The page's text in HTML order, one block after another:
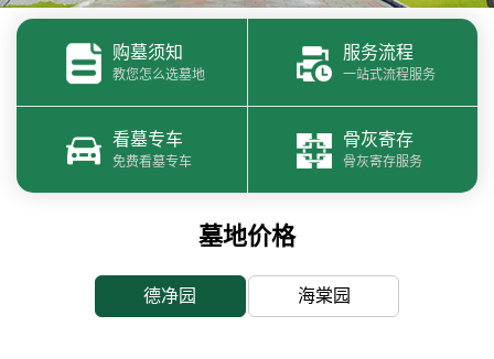
购墓须知
教您怎么选墓地
服务流程
一站式流程服务
看墓专车
免费看墓专车
骨灰寄存
骨灰寄存服务
墓地价格
德净园 海棠园